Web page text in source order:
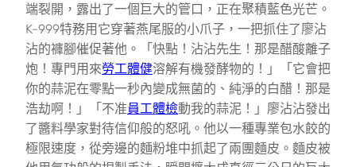
端裂開，露出了一個巨大的管口，正在聚積藍色光芒。
K-999特務用它穿著燕尾服的小爪子，一把抓住了廖沾
沾的褲腳催促著他。「快點！沾沾先生！那是醋酸離子
炮！專門用來勞工體健溶解有機發酵物的！」「它會把
你的蒜泥在零點一秒內變成無菌的、純淨的白醋！那是
浩劫啊！」「不准員工體檢動我的蒜泥！」廖沾沾發出
了醬料學家對待信仰般的怒吼。他以一種專業包水餃的
極限速度，從旁邊的麵粉堆中抓起了兩團麵皮。麵皮被